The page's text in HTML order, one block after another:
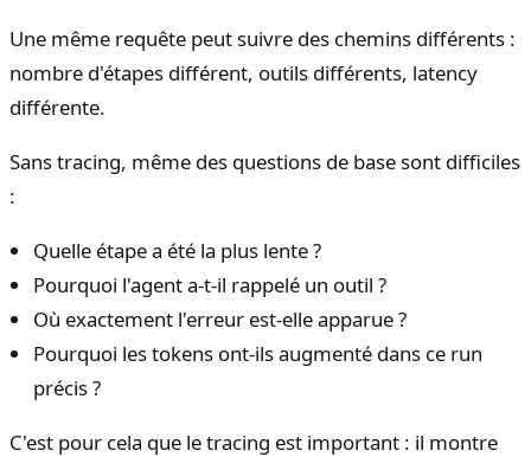
Une même requête peut suivre des chemins différents :
nombre d'étapes différent, outils différents, latency
différente.
Sans tracing, même des questions de base sont difficiles
:
Quelle étape a été la plus lente ?
Pourquoi l'agent a-t-il rappelé un outil ?
Où exactement l'erreur est-elle apparue ?
Pourquoi les tokens ont-ils augmenté dans ce run
précis ?
C'est pour cela que le tracing est important : il montre